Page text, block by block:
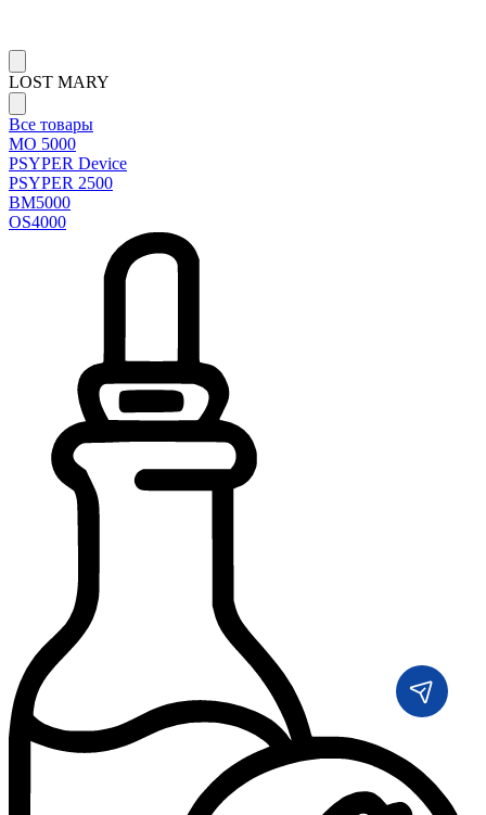
LOST MARY
Все товары
MO 5000
PSYPER Device
PSYPER 2500
BM5000
OS4000